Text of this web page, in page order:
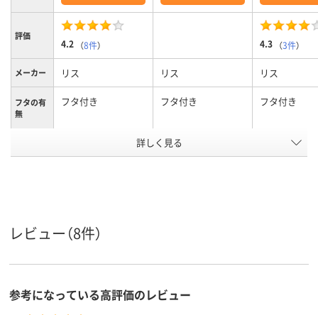
評価
4.2 （8件） 4.3 （3件）
メーカー リス リス リス
フタの有
無
フタ付き フタ付き フタ付き
グレー系 グレー系
スコア
詳しく見る
レビュー（8件）
参考になっている高評価のレビュー